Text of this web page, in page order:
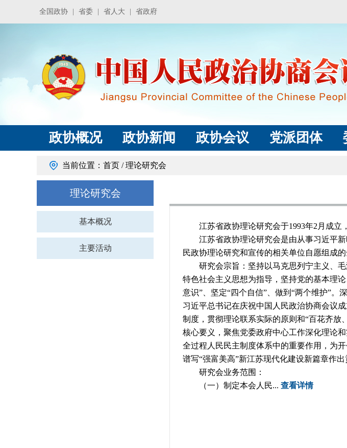
全国政协 省委 省人大 省政府
政协概况 政协新闻 政协会议 党派团体
当前位置： 首页 /理论研究会
理论研究会
基本概况
主要活动
江苏省政协理论研究会于1993年2月成立，
江苏省政协理论研究会是由从事习近平新
民政协理论研究和宣传的相关单位自愿组成
研究会宗旨：坚持以马克思列宁主义、毛
特色社会主义思想为指导，坚持党的基本理
意识”、坚定“四个自信”、做到“两个维护”
习近平总书记在庆祝中国人民政治协商会议
制度，贯彻理论联系实际的原则和“百花齐放
核心要义，聚焦党委政府中心工作深化理论
全过程人民民主制度体系中的重要作用，为
谱写“强富美高”新江苏现代化建设新篇章作出
研究会业务范围：
（一）制定本会人民... 查看详情